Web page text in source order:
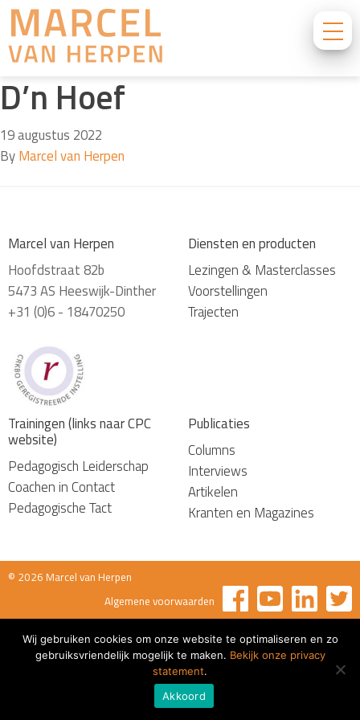
D’n Hoef
19 augustus 2022
ByMarcel van Herpen
Marcel van Herpen
Hoofdstraat 82b
5473 AS Heeswijk-Dinther
+31 (0)6 - 18470250
Diensten en producten
Lezingen & Masterclasses
Voorstellingen
Trajecten
Trainingen (links naar CPC
website)
Pedagogisch Leiderschap
Coachen in Contact
Pedagogische Tact
Publicaties
Columns
Interviews
Artikelen
Kranten en Magazines
© 2026 Marcel van Herpen
Algemene voorwaarden
Wij gebruiken cookies om onze website te optimaliseren en zo
gebruiksvriendelijk mogelijk te maken. Bekijk onze privacy
statement.
Akkoord